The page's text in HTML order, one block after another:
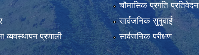
व्यवस्थापन प्रणाली
चौमासिक प्रगति प्रतिवेदन
सार्वजनिक सुनुवाई
सार्वजनिक परीक्षण